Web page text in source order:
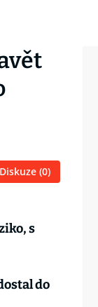
Diskuze (0)
s
do